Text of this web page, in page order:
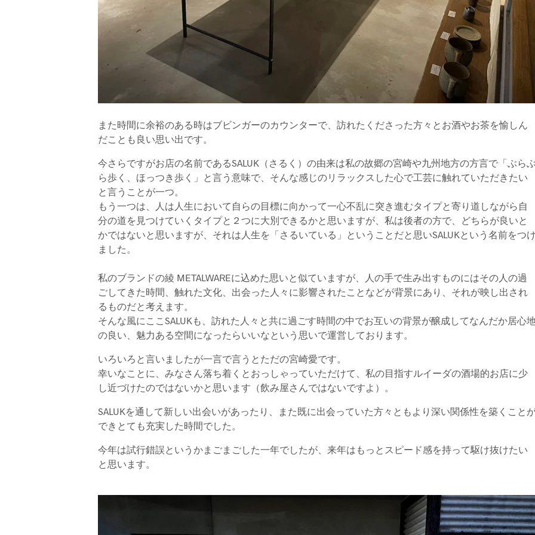
また時間に余裕のある時はブビンガーのカウンターで、訪れたくださった方々とお酒やお茶を愉しん
だことも良い思い出です。
今さらですがお店の名前であるSALUK（さるく）の由来は私の故郷の宮崎や九州地方の方言で「ぶら
ら歩く、ほっつき歩く」と言う意味で、そんな感じのリラックスした心で工芸に触れていただきたい
と言うことが一つ。
もう一つは、人は人生において自らの目標に向かって一心不乱に突き進むタイプと寄り道しながら自
分の道を見つけていくタイプと２つに大別できるかと思いますが、私は後者の方で、どちらが良いと
かではないと思いますが、それは人生を「さるいている」ということだと思いSALUKという名前をつ
ました。
私のブランドの綾 METALWAREに込めた思いと似ていますが、人の手で生み出すものにはその人の過
ごしてきた時間、触れた文化、出会った人々に影響されたことなどが背景にあり、それが映し出され
るものだと考えます。
そんな風にここSALUKも、訪れた人々と共に過ごす時間の中でお互いの背景が醸成してなんだか居心
の良い、魅力ある空間になったらいいなという思いで運営しております。
いろいろと言いましたが一言で言うとただの宮崎愛です。
幸いなことに、みなさん落ち着くとおっしゃっていただけて、私の目指すルイーダの酒場的お店に少
し近づけたのではないかと思います（飲み屋さんではないですよ）。
SALUKを通して新しい出会いがあったり、また既に出会っていた方々ともより深い関係性を築くこと
できとても充実した時間でした。
今年は試行錯誤というかまごまごした一年でしたが、来年はもっとスピード感を持って駆け抜けたい
と思います。